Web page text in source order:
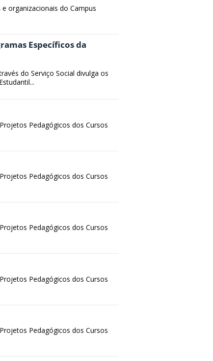
organizacionais do Campus
Específicos da
do Serviço Social divulga os
Pedagógicos dos Cursos
Pedagógicos dos Cursos
Pedagógicos dos Cursos
Pedagógicos dos Cursos
Pedagógicos dos Cursos